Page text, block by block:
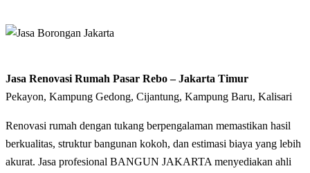
Jasa Renovasi Rumah Pasar Rebo – Jakarta Timur
Pekayon, Kampung Gedong, Cijantung, Kampung Baru, Kalisari
Renovasi rumah dengan tukang berpengalaman memastikan hasil
berkualitas, struktur bangunan kokoh, dan estimasi biaya yang lebih
akurat. Jasa profesional BANGUN JAKARTA menyediakan ahli